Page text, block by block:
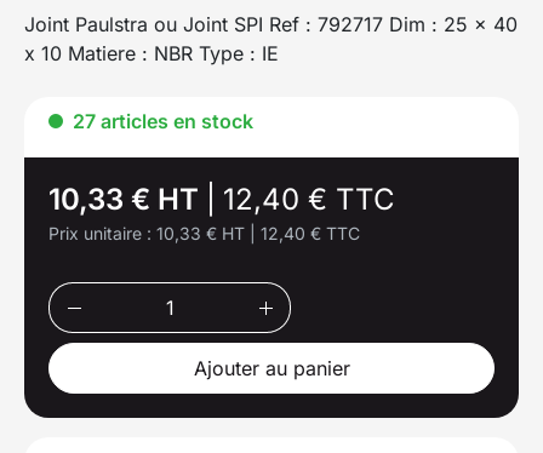
Joint Paulstra ou Joint SPI Ref : 792717 Dim : 25 x 40
x 10 Matiere : NBR Type : IE
27 articles en stock
10,33 € HT 12,40 € TTC
Prix unitaire : 10,33 € HT 12,40 € TTC
Ajouter au panier